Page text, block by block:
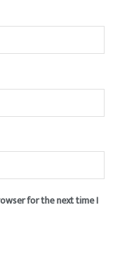
for the next time I